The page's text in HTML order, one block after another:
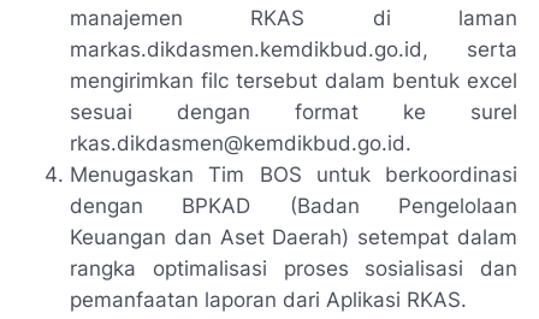
manajemen RKAS di laman
markas.dikdasmen.kemdikbud.go.id, serta
mengirimkan filc tersebut dalam bentuk excel
sesuai dengan format ke surel
rkas.dikdasmen@kemdikbud.go.id.
Menugaskan Tim BOS untuk berkoordinasi
dengan BPKAD (Badan Pengelolaan
Keuangan dan Aset Daerah) setempat dalam
rangka optimalisasi proses sosialisasi dan
pemanfaatan laporan dari Aplikasi RKAS.